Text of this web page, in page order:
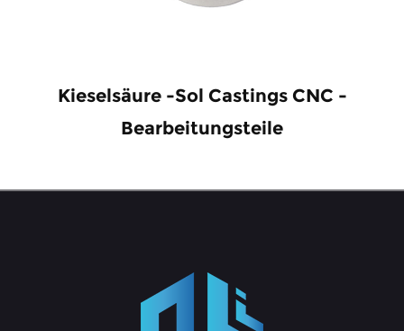
Kieselsäure -Sol Castings CNC -
Bearbeitungsteile